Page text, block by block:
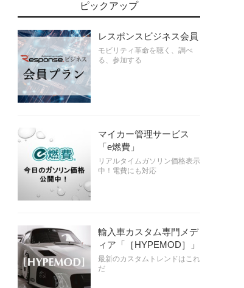
ピックアップ
レスポンスビジネス会員
モビリティ革命を聴く、調べ
る、参加する
マイカー管理サービス
「e燃費」
リアルタイムガソリン価格表示
中！電費にも対応
輸入車カスタム専門メデ
ィア「［HYPEMOD］」
最新のカスタムトレンドはこれ
だ